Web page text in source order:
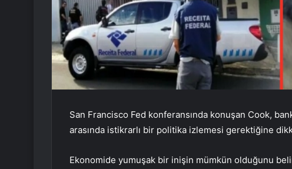
San Francisco Fed konferansında konuşan Cook,
arasında istikrarlı bir politika izlemesi gerektiğine
Ekonomide yumuşak bir inişin mümkün olduğunu